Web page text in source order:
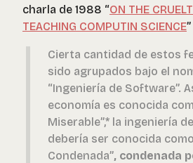
charla de 1988 “ON THE
TEACHING COMPUTIN SCIENCE”
Cierta cantidad de estos
sido agrupados bajo el
“Ingeniería de Software”.
economía es conocida
Miserable”,* la ingeniería
debería ser conocida
Condenada”, condenada